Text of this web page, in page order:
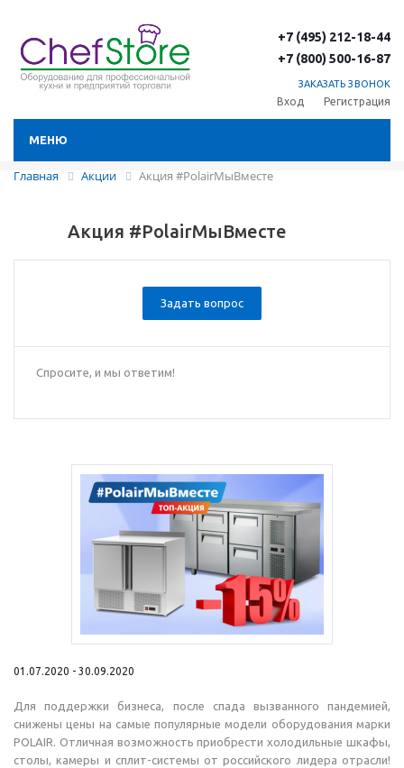
+7 (495) 212-18-44
+7 (800) 500-16-87
ЗАКАЗАТЬ ЗВОНОК
Вход Регистрация
МЕНЮ
Главная Акции Акция #PolairМыВместе
Акция #PolairМыВместе
Задать вопрос
Спросите, и мы ответим!
01.07.2020 - 30.09.2020
Для поддержки бизнеса, после спада вызванного пандемией,
снижены цены на самые популярные модели оборудования марки
POLAIR. Отличная возможность приобрести холодильные шкафы,
столы, камеры и сплит-системы от российского лидера отрасли!